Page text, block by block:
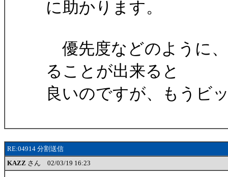
に助かります。
優先度などのように
ることが出来ると
良いのですが、もうビ
RE:04914 分割送信
KAZZ さん 02/03/19 16:23